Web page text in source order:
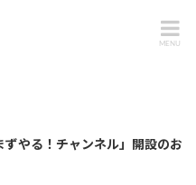
MENU
ずやる！チャンネル」開設のお